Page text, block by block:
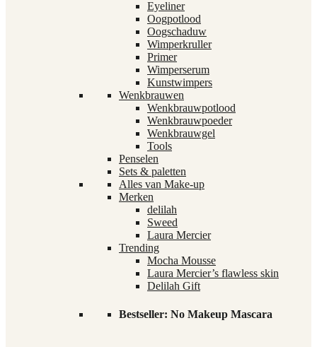
Eyeliner
Oogpotlood
Oogschaduw
Wimperkruller
Primer
Wimperserum
Kunstwimpers
Wenkbrauwen
Wenkbrauwpotlood
Wenkbrauwpoeder
Wenkbrauwgel
Tools
Penselen
Sets & paletten
Alles van Make-up
Merken
delilah
Sweed
Laura Mercier
Trending
Mocha Mousse
Laura Mercier’s flawless skin
Delilah Gift
Bestseller: No Makeup Mascara